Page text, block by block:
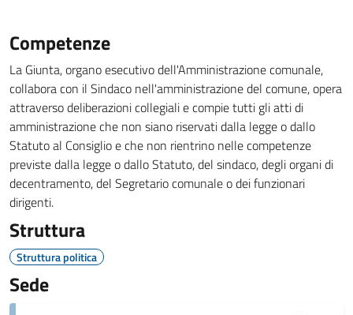
Competenze
La Giunta, organo esecutivo dell'Amministrazione comunale,
collabora con il Sindaco nell'amministrazione del comune, opera
attraverso deliberazioni collegiali e compie tutti gli atti di
amministrazione che non siano riservati dalla legge o dallo
Statuto al Consiglio e che non rientrino nelle competenze
previste dalla legge o dallo Statuto, del sindaco, degli organi di
decentramento, del Segretario comunale o dei funzionari
dirigenti.
Struttura
Struttura politica
Sede